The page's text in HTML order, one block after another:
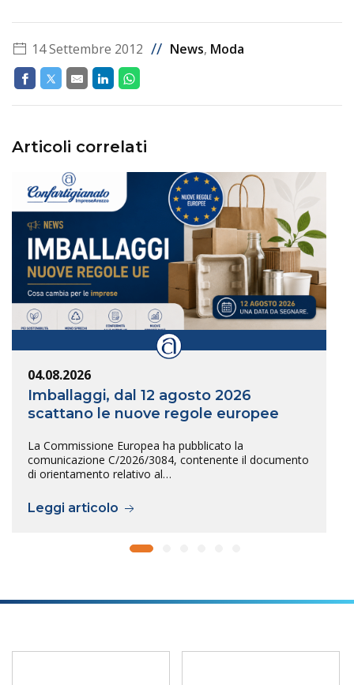
14 Settembre 2012 // News, Moda
Articoli correlati
04.08.2026
Imballaggi, dal 12 agosto 2026
scattano le nuove regole europee
La Commissione Europea ha pubblicato la
comunicazione C/2026/3084, contenente il documento
di orientamento relativo al…
Leggi articolo